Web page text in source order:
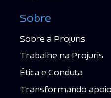
Sobre
Sobre a Projuris
Trabalhe na Projuris
Ética e Conduta
Transformando